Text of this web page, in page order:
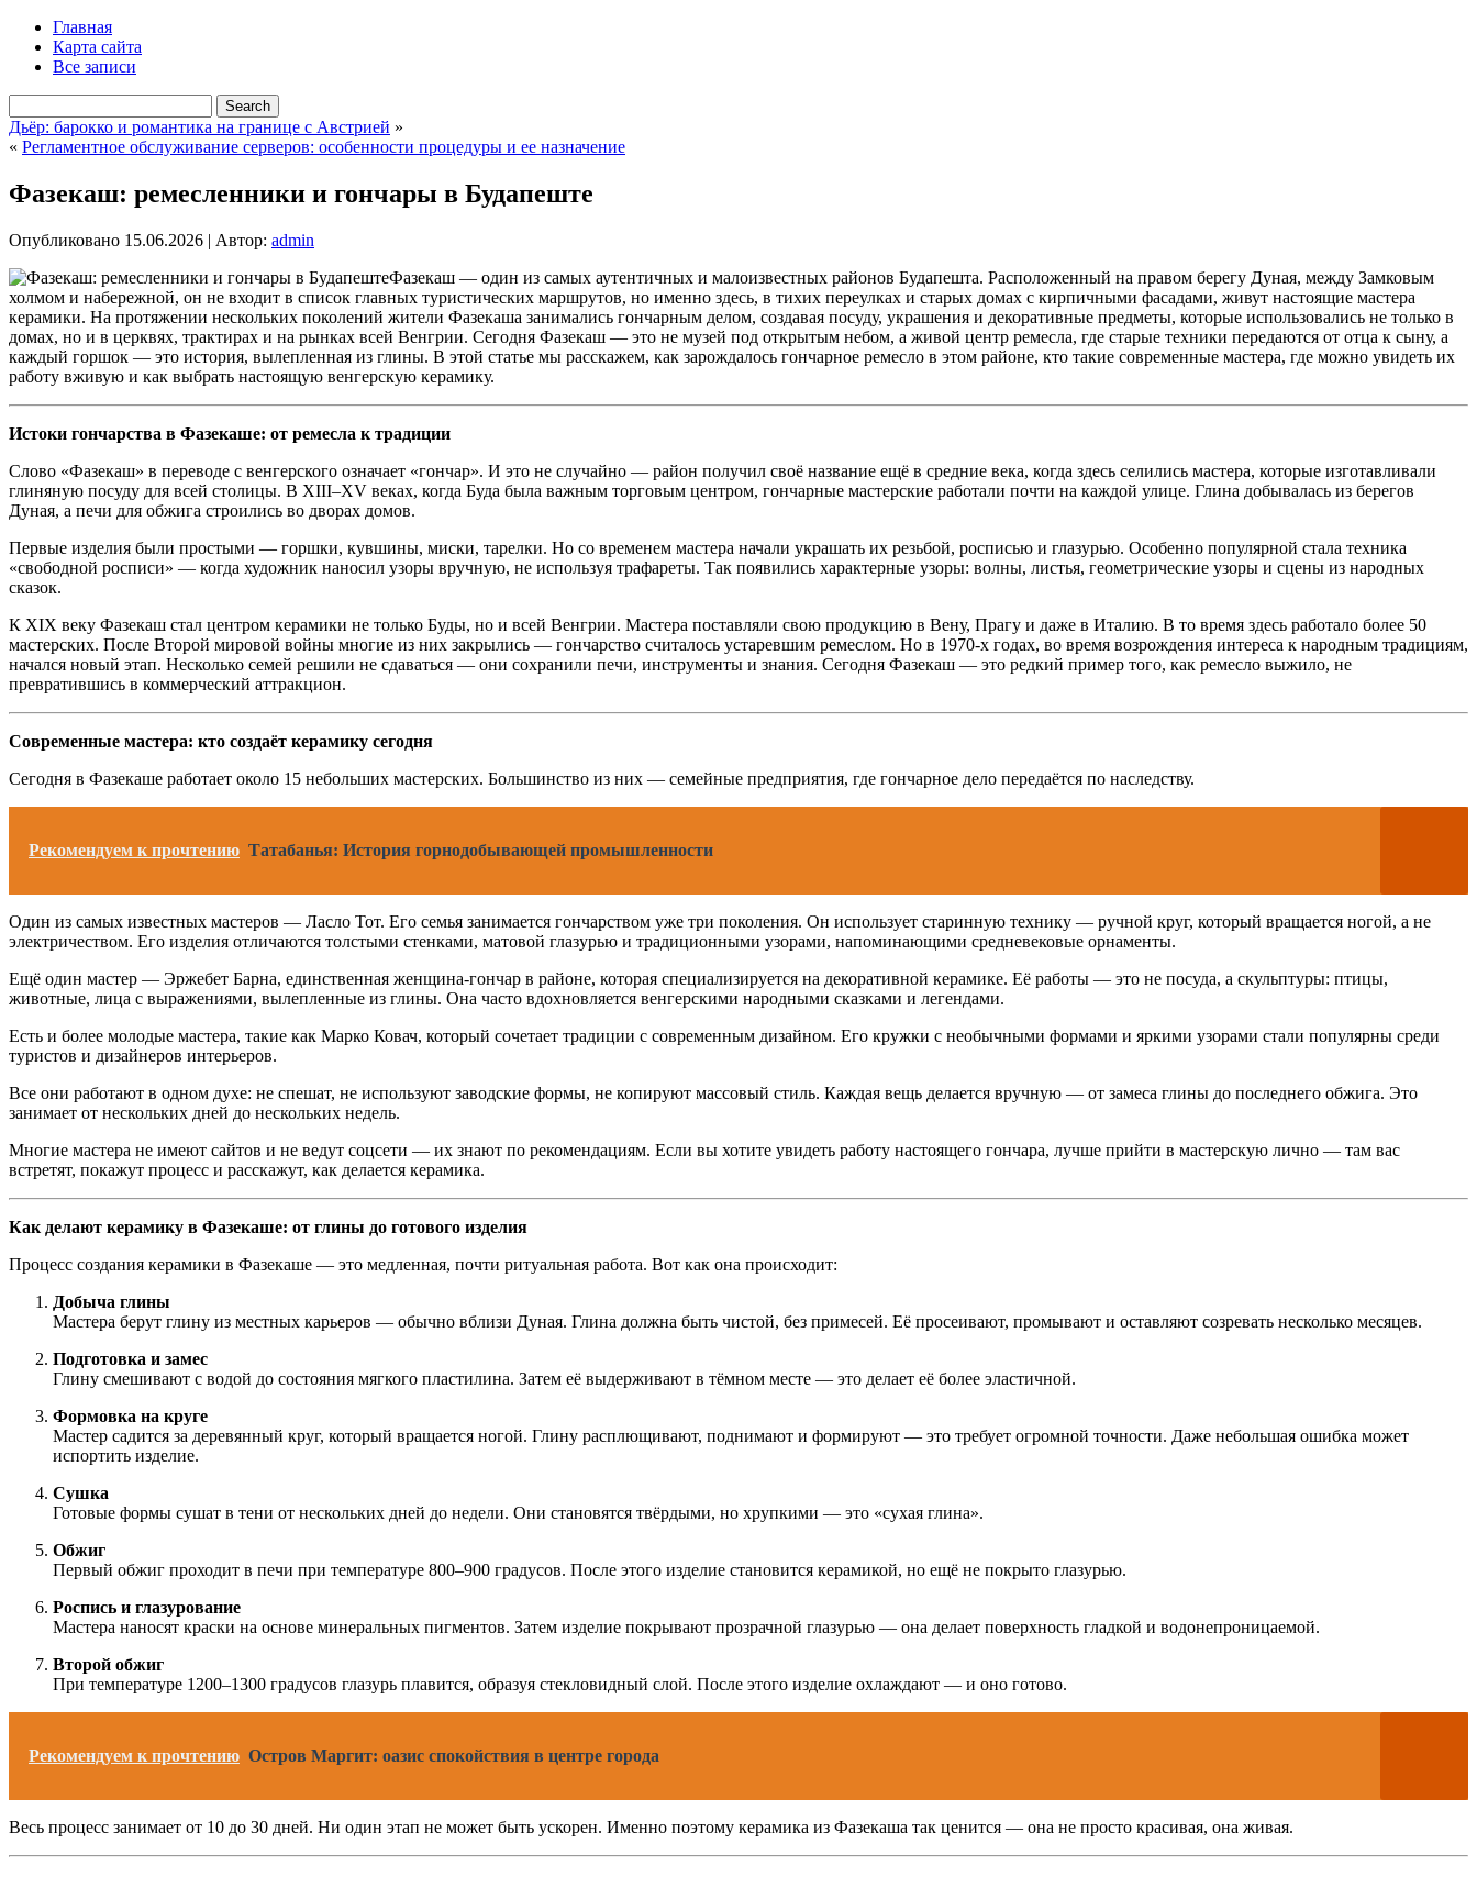
Главная
Карта сайта
Все записи
Дьёр: барокко и романтика на границе с Австрией »
« Регламентное обслуживание серверов: особенности процедуры и ее назначение
Фазекаш: ремесленники и гончары в Будапеште
Опубликовано 15.06.2026 | Автор: admin
Фазекаш — один из самых аутентичных и малоизвестных районов Будапешта. Расположенный на правом берегу Дуная, между Замковым
холмом и набережной, он не входит в список главных туристических маршрутов, но именно здесь, в тихих переулках и старых домах с кирпичными фасадами, живут настоящие мастера
керамики. На протяжении нескольких поколений жители Фазекаша занимались гончарным делом, создавая посуду, украшения и декоративные предметы, которые использовались не только в
домах, но и в церквях, трактирах и на рынках всей Венгрии. Сегодня Фазекаш — это не музей под открытым небом, а живой центр ремесла, где старые техники передаются от отца к сыну, а
каждый горшок — это история, вылепленная из глины. В этой статье мы расскажем, как зарождалось гончарное ремесло в этом районе, кто такие современные мастера, где можно увидеть их
работу вживую и как выбрать настоящую венгерскую керамику.
Истоки гончарства в Фазекаше: от ремесла к традиции
Слово «Фазекаш» в переводе с венгерского означает «гончар». И это не случайно — район получил своё название ещё в средние века, когда здесь селились мастера, которые изготавливали
глиняную посуду для всей столицы. В XIII–XV веках, когда Буда была важным торговым центром, гончарные мастерские работали почти на каждой улице. Глина добывалась из берегов
Дуная, а печи для обжига строились во дворах домов.
Первые изделия были простыми — горшки, кувшины, миски, тарелки. Но со временем мастера начали украшать их резьбой, росписью и глазурью. Особенно популярной стала техника
«свободной росписи» — когда художник наносил узоры вручную, не используя трафареты. Так появились характерные узоры: волны, листья, геометрические узоры и сцены из народных
сказок.
К XIX веку Фазекаш стал центром керамики не только Буды, но и всей Венгрии. Мастера поставляли свою продукцию в Вену, Прагу и даже в Италию. В то время здесь работало более 50
мастерских. После Второй мировой войны многие из них закрылись — гончарство считалось устаревшим ремеслом. Но в 1970-х годах, во время возрождения интереса к народным традициям,
начался новый этап. Несколько семей решили не сдаваться — они сохранили печи, инструменты и знания. Сегодня Фазекаш — это редкий пример того, как ремесло выжило, не
превратившись в коммерческий аттракцион.
Современные мастера: кто создаёт керамику сегодня
Сегодня в Фазекаше работает около 15 небольших мастерских. Большинство из них — семейные предприятия, где гончарное дело передаётся по наследству.
Рекомендуем к прочтению Татабанья: История горнодобывающей промышленности
Один из самых известных мастеров — Ласло Тот. Его семья занимается гончарством уже три поколения. Он использует старинную технику — ручной круг, который вращается ногой, а не
электричеством. Его изделия отличаются толстыми стенками, матовой глазурью и традиционными узорами, напоминающими средневековые орнаменты.
Ещё один мастер — Эржебет Барна, единственная женщина-гончар в районе, которая специализируется на декоративной керамике. Её работы — это не посуда, а скульптуры: птицы,
животные, лица с выражениями, вылепленные из глины. Она часто вдохновляется венгерскими народными сказками и легендами.
Есть и более молодые мастера, такие как Марко Ковач, который сочетает традиции с современным дизайном. Его кружки с необычными формами и яркими узорами стали популярны среди
туристов и дизайнеров интерьеров.
Все они работают в одном духе: не спешат, не используют заводские формы, не копируют массовый стиль. Каждая вещь делается вручную — от замеса глины до последнего обжига. Это
занимает от нескольких дней до нескольких недель.
Многие мастера не имеют сайтов и не ведут соцсети — их знают по рекомендациям. Если вы хотите увидеть работу настоящего гончара, лучше прийти в мастерскую лично — там вас
встретят, покажут процесс и расскажут, как делается керамика.
Как делают керамику в Фазекаше: от глины до готового изделия
Процесс создания керамики в Фазекаше — это медленная, почти ритуальная работа. Вот как она происходит:
Добыча глины
Мастера берут глину из местных карьеров — обычно вблизи Дуная. Глина должна быть чистой, без примесей. Её просеивают, промывают и оставляют созревать несколько месяцев.
Подготовка и замес
Глину смешивают с водой до состояния мягкого пластилина. Затем её выдерживают в тёмном месте — это делает её более эластичной.
Формовка на круге
Мастер садится за деревянный круг, который вращается ногой. Глину расплющивают, поднимают и формируют — это требует огромной точности. Даже небольшая ошибка может
испортить изделие.
Сушка
Готовые формы сушат в тени от нескольких дней до недели. Они становятся твёрдыми, но хрупкими — это «сухая глина».
Обжиг
Первый обжиг проходит в печи при температуре 800–900 градусов. После этого изделие становится керамикой, но ещё не покрыто глазурью.
Роспись и глазурование
Мастера наносят краски на основе минеральных пигментов. Затем изделие покрывают прозрачной глазурью — она делает поверхность гладкой и водонепроницаемой.
Второй обжиг
При температуре 1200–1300 градусов глазурь плавится, образуя стекловидный слой. После этого изделие охлаждают — и оно готово.
Рекомендуем к прочтению Остров Маргит: оазис спокойствия в центре города
Весь процесс занимает от 10 до 30 дней. Ни один этап не может быть ускорен. Именно поэтому керамика из Фазекаша так ценится — она не просто красивая, она живая.